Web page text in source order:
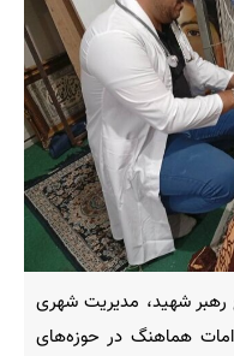
رهبر شهید، مدیریت شهری
اقدامات هماهنگ در حوزه‌های